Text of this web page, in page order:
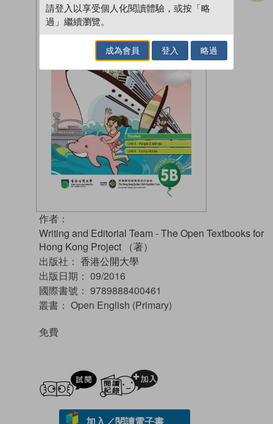
作者：
Writing and Editorial Team - The Open Textbooks for
Hong Kong Project （著）
出版社： 香港公開大學
出版日期： 09/2016
國際書號： 9789888400461
叢書： Open English (Primary)
免費
試閲
請登入以享受個人化閱讀體驗，或按「略
過」繼續瀏覽。
成為會員 登入 略過